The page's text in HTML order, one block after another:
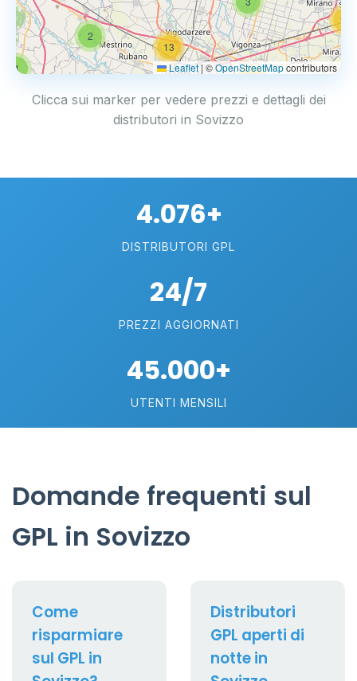
14
4
2
13
Leaflet | ©OpenStreetMapcontributors
Clicca sui marker per vedere prezzi e dettagli dei
distributori in Sovizzo
4.076+
DISTRIBUTORI GPL
24/7
PREZZI AGGIORNATI
45.000+
UTENTI MENSILI
Domande frequenti sul
GPL in Sovizzo
Come
risparmiare
sul GPL in
Distributori
GPL aperti di
notte in